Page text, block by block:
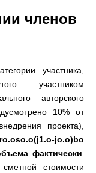
членов
участника
участником
авторского
10%от
проекта),
(j1.o-jo.o)bo
фактически
стоимости